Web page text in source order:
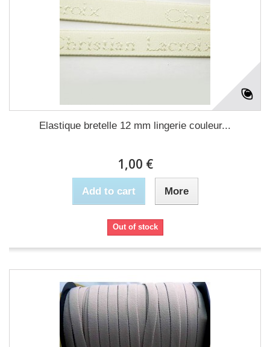
Elastique bretelle 12 mm lingerie couleur...
1,00 €
Add to cart More
Out of stock